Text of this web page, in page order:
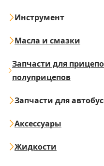
Инструмент
Масла и смазки
Запчасти для
полуприцепов
Запчасти для
Аксессуары
Жидкости